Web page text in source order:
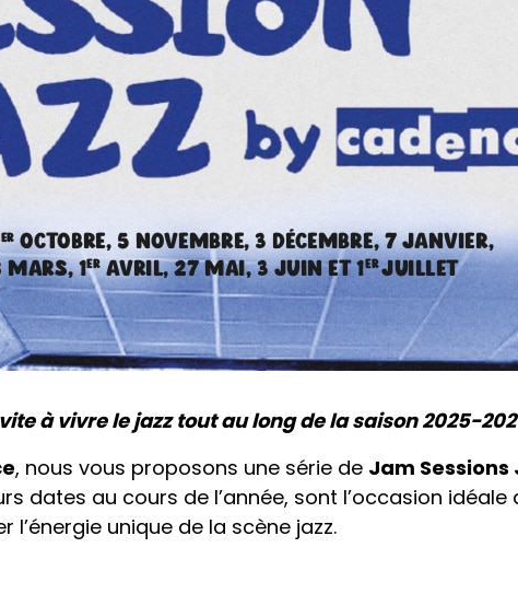
à vivre le jazz tout au long de la saison 2025-
, nous vous proposons une série de Jam Sessions
dates au cours de l’année, sont l’occasion idéale
l’énergie unique de la scène jazz.